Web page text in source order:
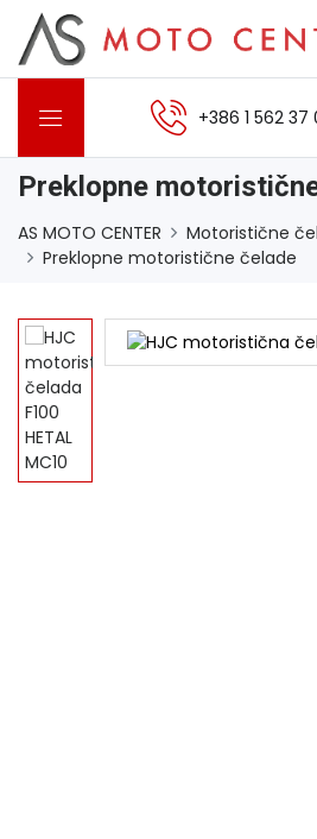
+386 1 562 37
Preklopne
AS MOTO CENTER
Motoristične
Preklopne motoristične čelade